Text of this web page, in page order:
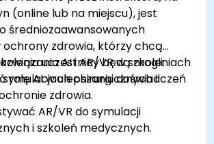
(online lub na miejscu), jest
średniozaawansowanych
zdrowia, którzy chcą
AI i AR/VR w szkoleniach
chirurgicznych i
uczestnicy będą mogli:
rolę AI w ulepszaniu doświadczeń
zdrowia.
AR/VR do symulacji
i szkoleń medycznych.